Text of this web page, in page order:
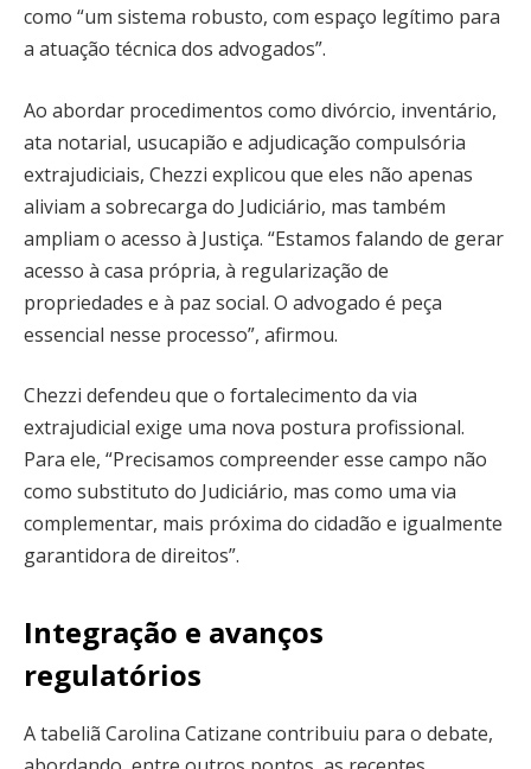
como “um sistema robusto, com espaço legítimo para
a atuação técnica dos advogados”.
Ao abordar procedimentos como divórcio, inventário,
ata notarial, usucapião e adjudicação compulsória
extrajudiciais, Chezzi explicou que eles não apenas
aliviam a sobrecarga do Judiciário, mas também
ampliam o acesso à Justiça. “Estamos falando de gerar
acesso à casa própria, à regularização de
propriedades e à paz social. O advogado é peça
essencial nesse processo”, afirmou.
Chezzi defendeu que o fortalecimento da via
extrajudicial exige uma nova postura profissional.
Para ele, “Precisamos compreender esse campo não
como substituto do Judiciário, mas como uma via
complementar, mais próxima do cidadão e igualmente
garantidora de direitos”.
Integração e avanços
regulatórios
A tabeliã Carolina Catizane contribuiu para o debate,